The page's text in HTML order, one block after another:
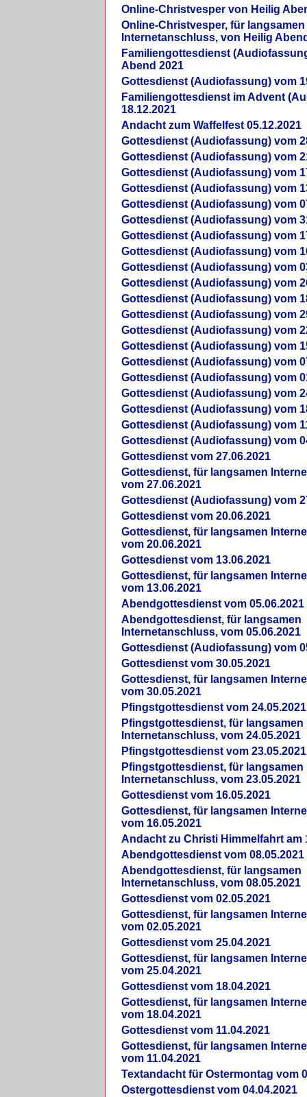
Online-Christvesper von Heilig
Online-Christvesper, für langsamen
Internetanschluss, von Heilig
Familiengottesdienst
Abend 2021
Gottesdienst (Audiofassung) vom
Familiengottesdienst im Advent
18.12.2021
Andacht zum Waffelfest 05.12.2021
Gottesdienst (Audiofassung) vom
Gottesdienst (Audiofassung) vom
Gottesdienst (Audiofassung) vom
Gottesdienst (Audiofassung) vom
Gottesdienst (Audiofassung) vom
Gottesdienst (Audiofassung) vom
Gottesdienst (Audiofassung) vom
Gottesdienst (Audiofassung) vom
Gottesdienst (Audiofassung) vom
Gottesdienst (Audiofassung) vom
Gottesdienst (Audiofassung) vom
Gottesdienst (Audiofassung) vom
Gottesdienst (Audiofassung) vom
Gottesdienst (Audiofassung) vom
Gottesdienst (Audiofassung) vom
Gottesdienst (Audiofassung) vom
Gottesdienst (Audiofassung) vom
Gottesdienst (Audiofassung) vom
Gottesdienst (Audiofassung) vom
Gottesdienst (Audiofassung) vom
Gottesdienst vom 27.06.2021
Gottesdienst, für langsamen
vom 27.06.2021
Gottesdienst (Audiofassung) vom
Gottesdienst vom 20.06.2021
Gottesdienst, für langsamen
vom 20.06.2021
Gottesdienst vom 13.06.2021
Gottesdienst, für langsamen
vom 13.06.2021
Abendgottesdienst vom 05.06.2021
Abendgottesdienst, für langsamen
Internetanschluss, vom 05.06.2021
Gottesdienst (Audiofassung) vom
Gottesdienst vom 30.05.2021
Gottesdienst, für langsamen
vom 30.05.2021
Pfingstgottesdienst vom 24.05.2021
Pfingstgottesdienst, für langsamen
Internetanschluss, vom 24.05.2021
Pfingstgottesdienst vom 23.05.2021
Pfingstgottesdienst, für langsamen
Internetanschluss, vom 23.05.2021
Gottesdienst vom 16.05.2021
Gottesdienst, für langsamen
vom 16.05.2021
Andacht zu Christi Himmelfahrt am
Abendgottesdienst vom 08.05.2021
Abendgottesdienst, für langsamen
Internetanschluss, vom 08.05.2021
Gottesdienst vom 02.05.2021
Gottesdienst, für langsamen
vom 02.05.2021
Gottesdienst vom 25.04.2021
Gottesdienst, für langsamen
vom 25.04.2021
Gottesdienst vom 18.04.2021
Gottesdienst, für langsamen
vom 18.04.2021
Gottesdienst vom 11.04.2021
Gottesdienst, für langsamen
vom 11.04.2021
Textandacht für Ostermontag vom
Ostergottesdienst vom 04.04.2021